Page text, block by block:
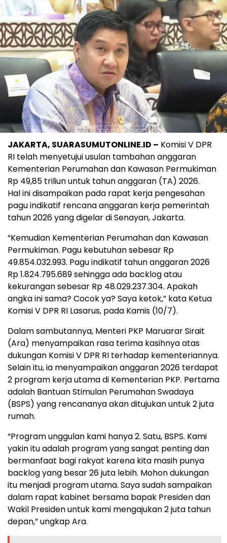
JAKARTA, SUARASUMUTONLINE.ID – Komisi V DPR
RI telah menyetujui usulan tambahan anggaran
Kementerian Perumahan dan Kawasan Permukiman
Rp 49,85 triliun untuk tahun anggaran (TA) 2026.
Hal ini disampaikan pada rapat kerja pengesahan
pagu indikatif rencana anggaran kerja pemerintah
tahun 2026 yang digelar di Senayan, Jakarta.
“Kemudian Kementerian Perumahan dan Kawasan
Permukiman. Pagu kebutuhan sebesar Rp
49.854.032.993. Pagu indikatif tahun anggaran 2026
Rp 1.824.795.689 sehingga ada backlog atau
kekurangan sebesar Rp 48.029.237.304. Apakah
angka ini sama? Cocok ya? Saya ketok,” kata Ketua
Komisi V DPR RI Lasarus, pada Kamis (10/7).
Dalam sambutannya, Menteri PKP Maruarar Sirait
(Ara) menyampaikan rasa terima kasihnya atas
dukungan Komisi V DPR RI terhadap kementeriannya.
Selain itu, ia menyampaikan anggaran 2026 terdapat
2 program kerja utama di Kementerian PKP. Pertama
adalah Bantuan Stimulan Perumahan Swadaya
(BSPS) yang rencananya akan ditujukan untuk 2 juta
rumah.
“Program unggulan kami hanya 2. Satu, BSPS. Kami
yakin itu adalah program yang sangat penting dan
bermanfaat bagi rakyat karena kita masih punya
backlog yang besar 26 juta lebih. Mohon dukungan
itu menjadi program utama. Saya sudah sampaikan
dalam rapat kabinet bersama bapak Presiden dan
Wakil Presiden untuk kami mengajukan 2 juta tahun
depan,” ungkap Ara.